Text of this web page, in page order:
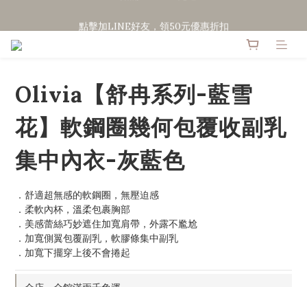
Olivia【舒冉系列-藍雪
花】軟鋼圈幾何包覆收副乳
集中內衣-灰藍色
．加寬下擺穿上後不會捲起